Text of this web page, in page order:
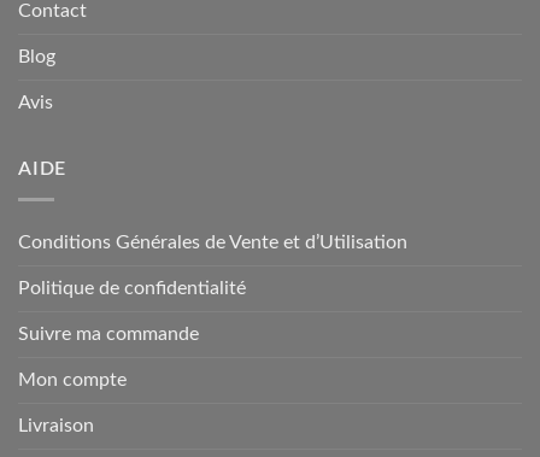
Contact
Blog
Avis
AIDE
Conditions Générales de Vente et d’Utilisation
Politique de confidentialité
Suivre ma commande
Mon compte
Livraison